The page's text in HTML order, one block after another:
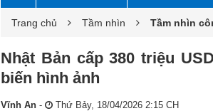
Trang chủ Tầm nhìn Tầm nhìn
Nhật Bản cấp 380 triệu
biến hình ảnh
Vĩnh An - Thứ Bảy, 18/04/2026 2:15 CH